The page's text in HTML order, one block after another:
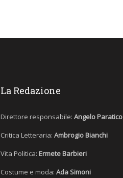
La Redazione
Direttore responsabile: Angelo Paratico
Critica Letteraria: Ambrogio Bianchi
Vita Politica: Ermete Barbieri
Costume e moda: Ada Simoni